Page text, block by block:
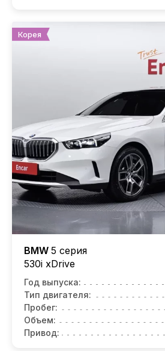
Корея
BMW 5 серия
530i xDrive
Год выпуска:
Тип двигателя:
Пробег:
Объем:
Привод: